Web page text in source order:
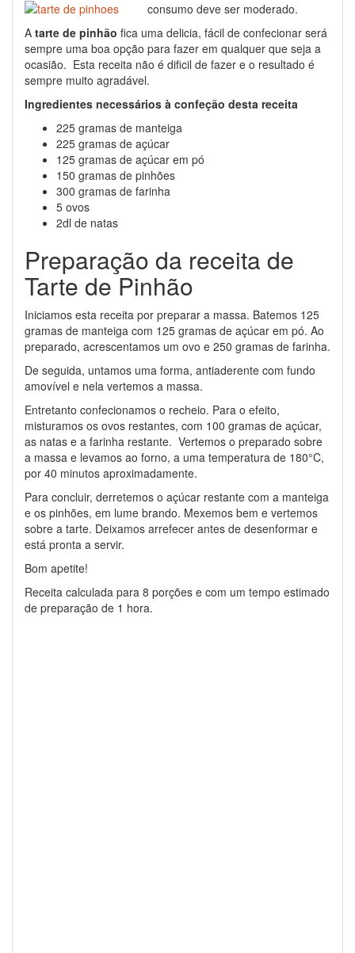
consumo deve ser moderado.
A tarte de pinhão fica uma delicia, fácil de confecionar será
sempre uma boa opção para fazer em qualquer que seja a
ocasião. Esta receita não é dificil de fazer e o resultado é
sempre muito agradável.
Ingredientes necessários à confeção desta receita
225 gramas de manteiga
225 gramas de açúcar
125 gramas de açúcar em pó
150 gramas de pinhões
300 gramas de farinha
5 ovos
2dl de natas
Preparação da receita de
Tarte de Pinhão
Iniciamos esta receita por preparar a massa. Batemos 125
gramas de manteiga com 125 gramas de açúcar em pó. Ao
preparado, acrescentamos um ovo e 250 gramas de farinha.
De seguida, untamos uma forma, antiaderente com fundo
amovível e nela vertemos a massa.
Entretanto confecionamos o recheio. Para o efeito,
misturamos os ovos restantes, com 100 gramas de açúcar,
as natas e a farinha restante. Vertemos o preparado sobre
a massa e levamos ao forno, a uma temperatura de 180°C,
por 40 minutos aproximadamente.
Para concluir, derretemos o açúcar restante com a manteiga
e os pinhões, em lume brando. Mexemos bem e vertemos
sobre a tarte. Deixamos arrefecer antes de desenformar e
está pronta a servir.
Bom apetite!
Receita calculada para 8 porções e com um tempo estimado
de preparação de 1 hora.